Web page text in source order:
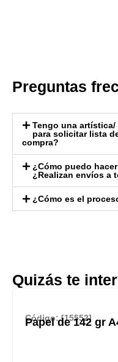
Preguntas
Tengo una
para solicitar lista
compra?
¿Cómo puedo
¿Realizan envíos a
¿Cómo es el
Quizás te
Código: [15552]
Papel de 142 gr